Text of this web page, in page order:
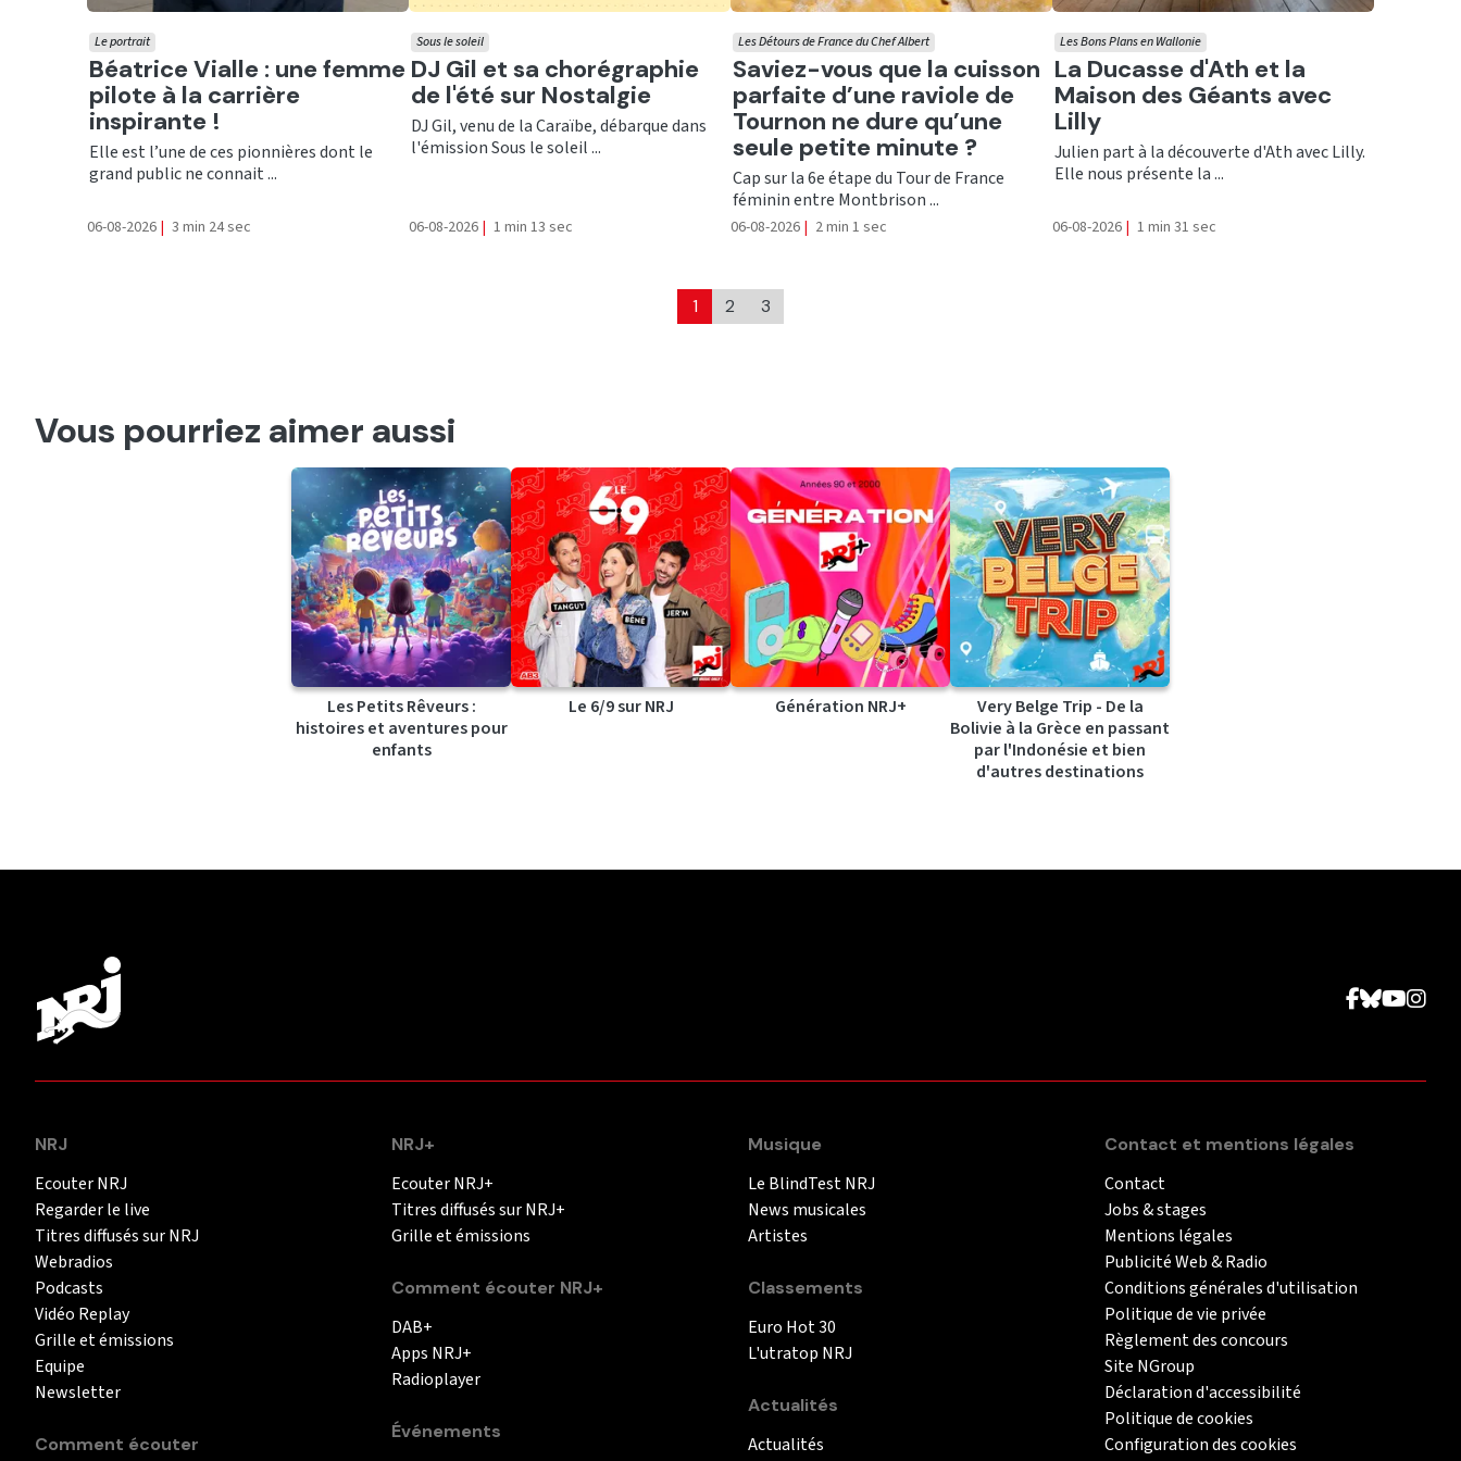
Ecouter
Béatrice Vialle : une femme
pilote à la carrière
inspirante !
Le portrait
Elle est l’une de ces pionnières dont le
grand public ne connait ...
06-08-2026 | 3 min 24 sec
Ecouter
DJ Gil et sa chorégraphie
de l'été sur Nostalgie
Sous le soleil
DJ Gil, venu de la Caraïbe, débarque dans
l'émission Sous le soleil ...
06-08-2026 | 1 min 13 sec
Ecouter
Saviez-vous que la cuisson
parfaite d’une raviole de
Tournon ne dure qu’une
seule petite minute ?
Les Détours de France du Chef Albert
Cap sur la 6e étape du Tour de France
féminin entre Montbrison ...
06-08-2026 | 2 min 1 sec
Ecouter
La Ducasse d'Ath et la
Maison des Géants avec
Lilly
Les Bons Plans en Wallonie
Julien part à la découverte d'Ath avec Lilly.
Elle nous présente la ...
06-08-2026 | 1 min 31 sec
1 2 3
Vous pourriez aimer aussi
Les Petits Rêveurs :
histoires et aventures pour
enfants
Le 6/9 sur NRJ Génération NRJ+
Very Belge Trip - De la
Bolivie à la Grèce en passant
par l'Indonésie et bien
d'autres destinations
NRJ
Ecouter NRJ
Regarder le live
Titres diffusés sur NRJ
Webradios
Podcasts
Vidéo Replay
Grille et émissions
Equipe
Newsletter
Comment écouter
NRJ+
Ecouter NRJ+
Titres diffusés sur NRJ+
Grille et émissions
Comment écouter NRJ+
DAB+
Apps NRJ+
Radioplayer
Événements
Musique
Le BlindTest NRJ
News musicales
Artistes
Classements
Euro Hot 30
L'utratop NRJ
Actualités
Actualités
Contact et mentions légales
Contact
Jobs & stages
Mentions légales
Publicité Web & Radio
Conditions générales d'utilisation
Politique de vie privée
Règlement des concours
Site NGroup
Déclaration d'accessibilité
Politique de cookies
Configuration des cookies